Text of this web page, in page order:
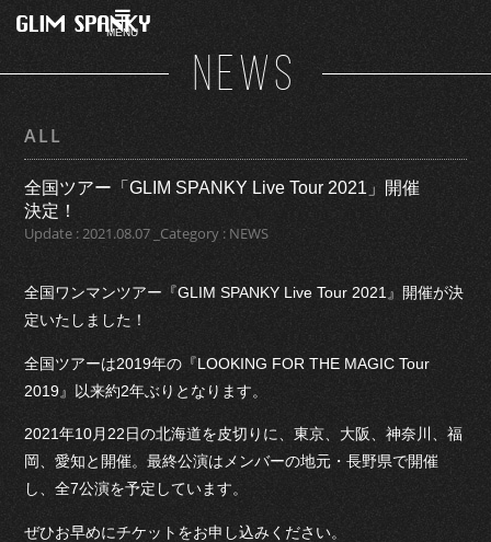
MENU
NEWS
ALL
全国ツアー「GLIM SPANKY Live Tour 2021」開催
決定！
Update : 2021.08.07 _Category : NEWS
全国ワンマンツアー『GLIM SPANKY Live Tour 2021』開催が決
定いたしました！
全国ツアーは2019年の『LOOKING FOR THE MAGIC Tour
2019』以来約2年ぶりとなります。
2021年10月22日の北海道を皮切りに、東京、大阪、神奈川、福
岡、愛知と開催。最終公演はメンバーの地元・長野県で開催
し、全7公演を予定しています。
ぜひお早めにチケットをお申し込みください。